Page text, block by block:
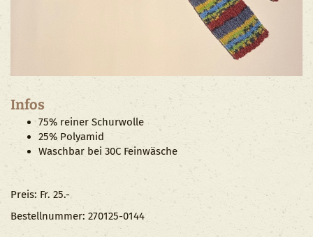
Infos
75% reiner Schurwolle
25% Polyamid
Waschbar bei 30C Feinwäsche
Preis: Fr. 25.-
Bestellnummer: 270125-0144